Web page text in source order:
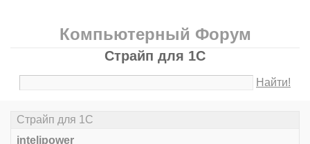
Компьютерный Форум
Страйп для 1С
Найти!
Страйп для 1С
intelipower